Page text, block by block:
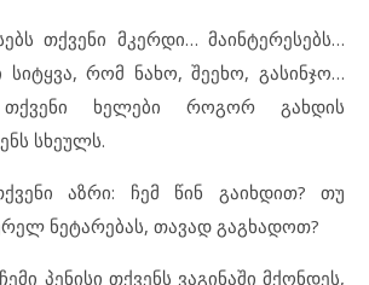
თქვენი მკერდი… მაინტერესებს…
სიტყვა, რომ ნახო, შეეხო, გასინჯო…
თქვენი ხელები როგორ გახდის
სხეულს.
აზრი: ჩემ წინ გაიხდით? თუ
ნეტარებას, თავად გაგხადოთ?
პენისი თქვენს ვაგინაში მქონდეს,